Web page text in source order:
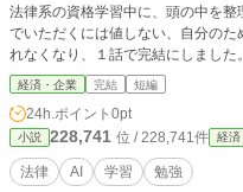
法律系の資格学習中に、頭の中を
でいただくには値しない、自分の
れなくなり、１話で完結にしました。
経済・企業 完結 短編
24h.ポイント 0pt
小説 228,741 位 / 228,741件 経済
法律 AI 学習 勉強